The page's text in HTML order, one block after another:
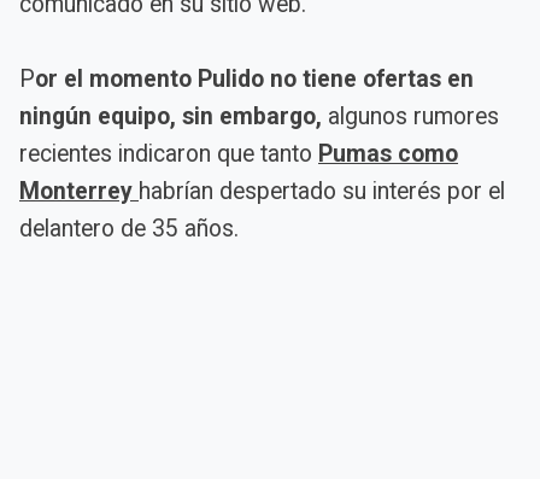
Por el momento Pulido no tiene ofertas en
ningún equipo, sin embargo, algunos rumores
recientes indicaron que tanto Pumas como
Monterrey habrían despertado su interés por el
delantero de 35 años.